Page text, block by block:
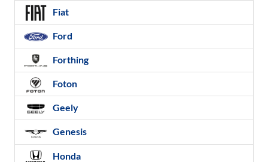
Fiat
Ford
Forthing
Foton
Geely
Genesis
Honda